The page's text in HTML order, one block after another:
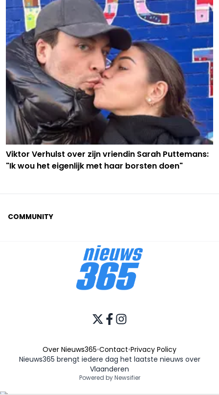
Viktor Verhulst over zijn vriendin Sarah Puttemans:
"Ik wou het eigenlijk met haar borsten doen"
COMMUNITY
Over Nieuws365•Contact•Privacy Policy
Nieuws365 brengt iedere dag het laatste nieuws over
Vlaanderen
Powered by Newsifier